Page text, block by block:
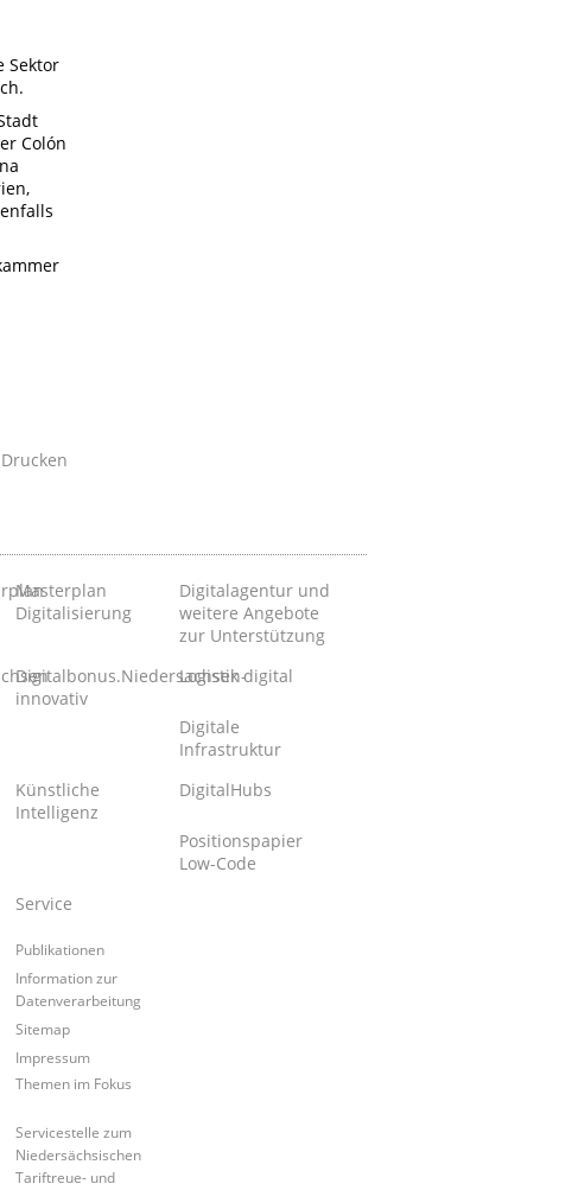
Sektor
Colón
Drucken
Masterplan
Digitalisierung
Digitalagentur und
weitere Angebote
zur Unterstützung
Digitalbonus.Niedersachsen-
innovativ
Logistik digital
Digitale
Infrastruktur
Künstliche
Intelligenz
DigitalHubs
Positionspapier
Low-Code
Service
Publikationen
Information zur
Datenverarbeitung
Sitemap
Impressum
Themen im Fokus
Servicestelle zum
Niedersächsischen
Tariftreue- und